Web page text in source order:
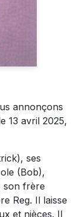
annonçons
13 avril 2025,
ses
(Bob),
son frère
Reg. Il laisse
et nièces. Il